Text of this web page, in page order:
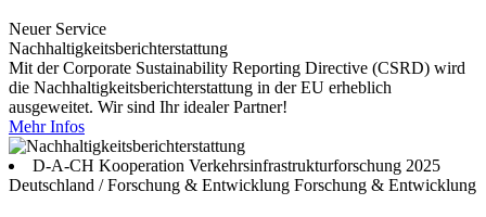
Neuer Service
Nachhaltigkeitsberichterstattung
Mit der Corporate Sustainability Reporting Directive (CSRD) wird
die Nachhaltigkeitsberichterstattung in der EU erheblich
ausgeweitet. Wir sind Ihr idealer Partner!
Mehr Infos
D-A-CH Kooperation Verkehrsinfrastrukturforschung 2025
Deutschland / Forschung & Entwicklung Forschung & Entwicklung